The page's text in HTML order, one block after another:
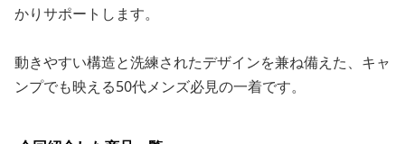
かりサポートします。
動きやすい構造と洗練されたデザインを兼ね備えた、キャ
ンプでも映える50代メンズ必見の一着です。